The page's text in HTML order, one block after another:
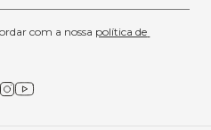
com a nossa política de